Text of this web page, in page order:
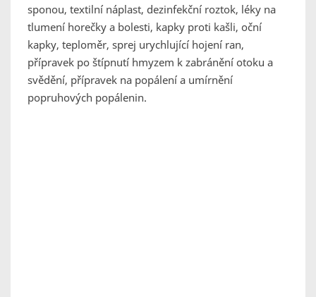
sponou, textilní náplast, dezinfekční roztok, léky na
tlumení horečky a bolesti, kapky proti kašli, oční
kapky, teploměr, sprej urychlující hojení ran,
přípravek po štípnutí hmyzem k zabránění otoku a
svědění, přípravek na popálení a umírnění
popruhových popálenin.